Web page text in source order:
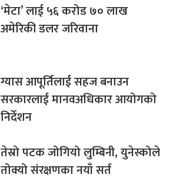
‘मेटा’ लाई ५६ करोड ७० लाख
अमेरिकी डलर जरिवाना
ग्यास आपूर्तिलाई सहज बनाउन
सरकारलाई मानवअधिकार आयोगको
निर्देशन
तेस्रो पटक जोगियो लुम्बिनी, युनेस्कोले
तोक्यो संरक्षणका नयाँ सर्त